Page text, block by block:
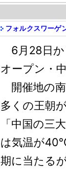
フォルクスワーゲ
6月28日か
オープン・中
開催地の
多くの王朝
「中国の三
は気温が
期に当たる